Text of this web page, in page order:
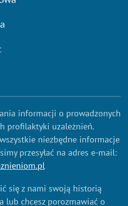
informacji o prowadzonych
profilaktyki uzależnień.
niezbędne informacje
przesyłać na adres e-mail:
się z nami swoją historią
lub chcesz porozmawiać o